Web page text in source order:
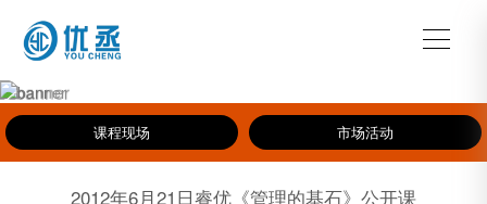
课程现场 市场活动
2012年6月21日睿优《管理的基石》公开课